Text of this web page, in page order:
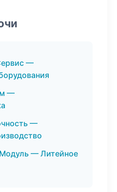
—
—
—
— Литейное